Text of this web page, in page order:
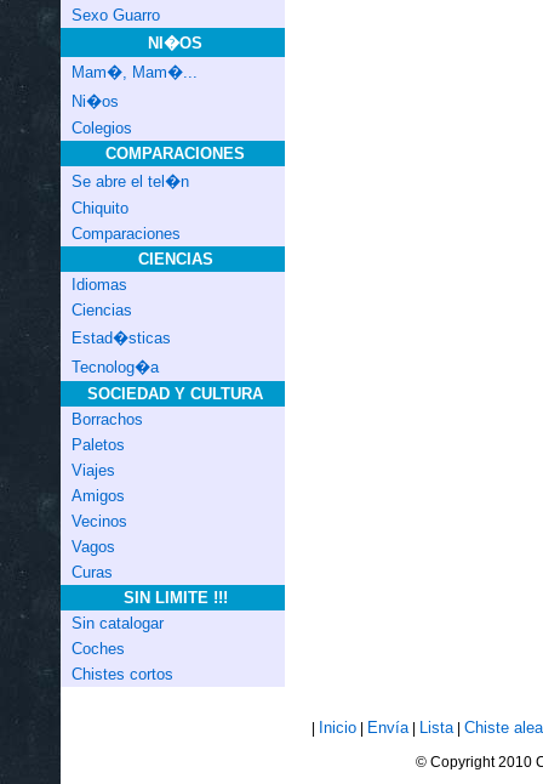
Sexo Guarro
NI�OS
Mam�, Mam�...
Ni�os
Colegios
COMPARACIONES
Se abre el tel�n
Chiquito
Comparaciones
CIENCIAS
Idiomas
Ciencias
Estad�sticas
Tecnolog�a
SOCIEDAD Y CULTURA
Borrachos
Paletos
Viajes
Amigos
Vecinos
Vagos
Curas
SIN LIMITE !!!
Sin catalogar
Coches
Chistes cortos
| Inicio | Envía | Lista | Chiste
© Copyright 2010